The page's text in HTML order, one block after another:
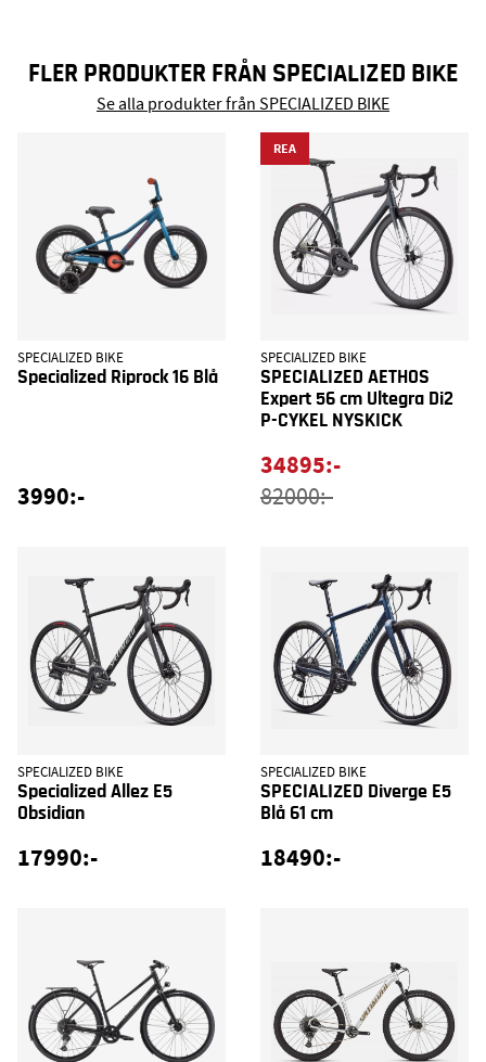
FLER PRODUKTER FRÅN SPECIALIZED BIKE
Se alla produkter från SPECIALIZED BIKE
SPECIALIZED BIKE
Specialized Riprock 16 Blå
3990:-
REA
SPECIALIZED BIKE
SPECIALIZED AETHOS
Expert 56 cm Ultegra Di2
P-CYKEL NYSKICK
34895:-
82000:-
SPECIALIZED BIKE
Specialized Allez E5
Obsidian
17990:-
SPECIALIZED BIKE
SPECIALIZED Diverge E5
Blå 61 cm
18490:-